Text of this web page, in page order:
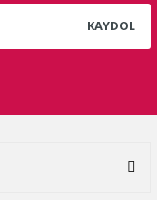
KAYDOL